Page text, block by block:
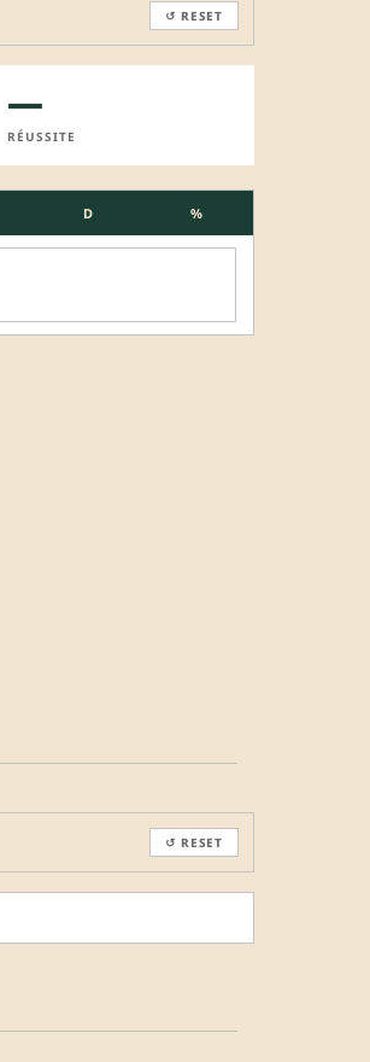
↺ RESET
—
RÉUSSITE
D %
↺ RESET